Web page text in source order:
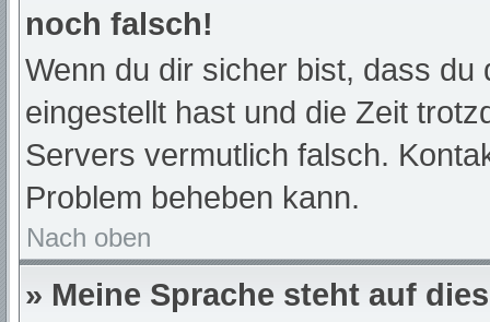
noch falsch!
Wenn du dir sicher bist, dass
eingestellt hast und die Zeit
Servers vermutlich falsch.
Problem beheben kann.
Nach oben
» Meine Sprache steht auf